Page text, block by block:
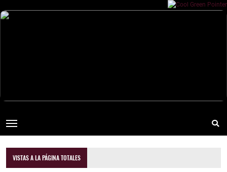
VISTAS A LA PÁGINA TOTALES